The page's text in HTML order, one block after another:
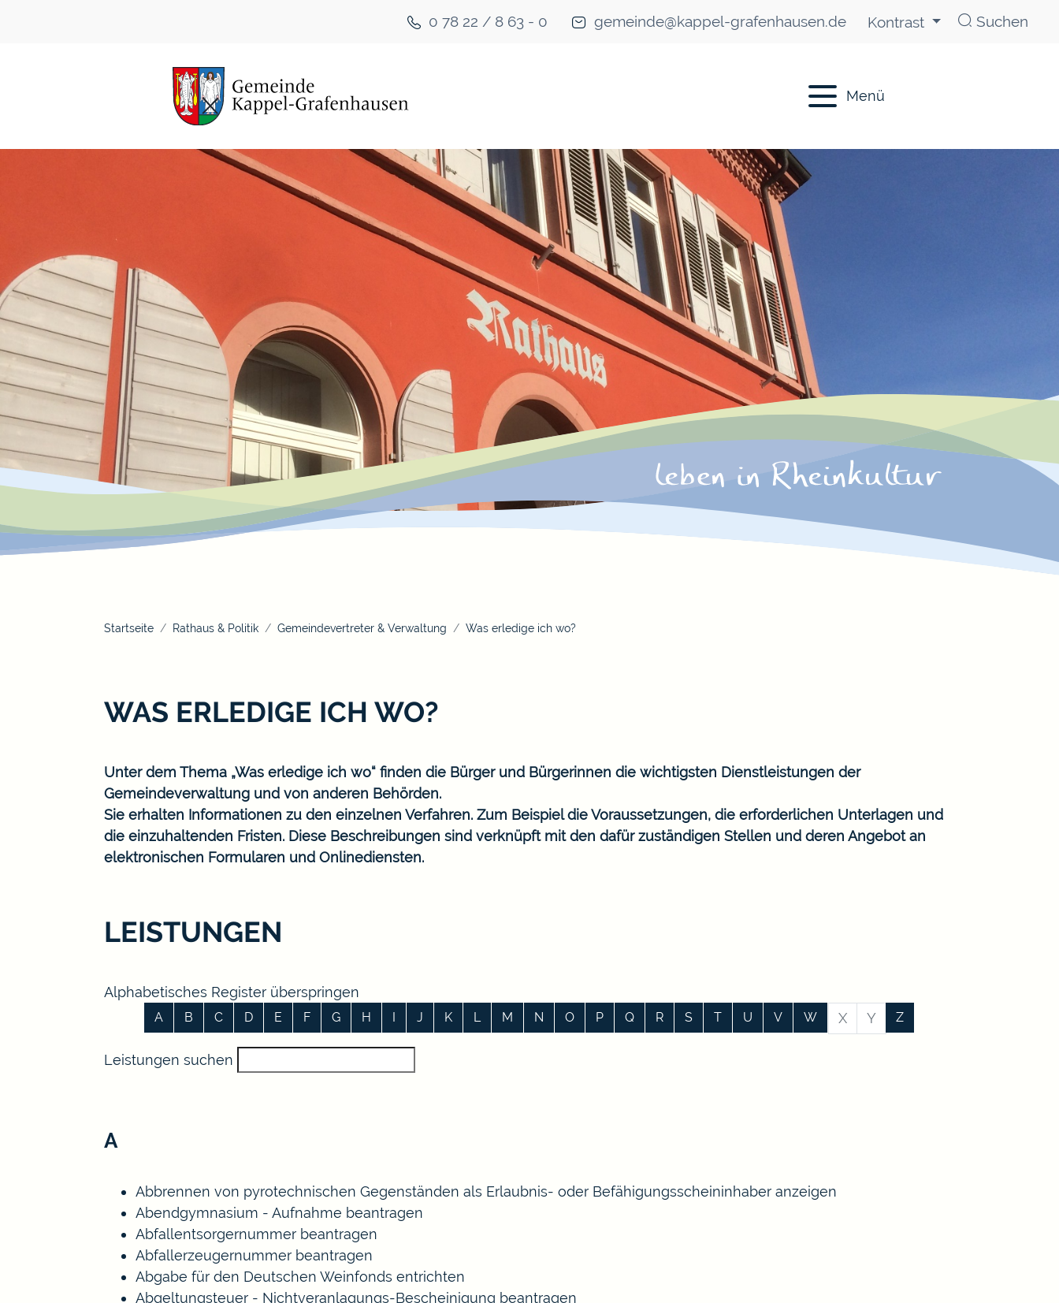
0 78 22 / 8 63 - 0 gemeinde@kappel-grafenhausen.de Kontrast Suchen
Menü
Startseite Rathaus & Politik Gemeindevertreter & Verwaltung Was erledige ich wo?
WAS ERLEDIGE ICH WO?
Unter dem Thema „Was erledige ich wo“ finden die Bürger und Bürgerinnen die wichtigsten Dienstleistungen der
Gemeindeverwaltung und von anderen Behörden.
Sie erhalten Informationen zu den einzelnen Verfahren. Zum Beispiel die Voraussetzungen, die erforderlichen Unterlagen und
die einzuhaltenden Fristen. Diese Beschreibungen sind verknüpft mit den dafür zuständigen Stellen und deren Angebot an
elektronischen Formularen und Onlinediensten.
LEISTUNGEN
Alphabetisches Register überspringen
A B C D E F G H I J K L M N O P Q R S T U V W X Y Z
Leistungen suchen
A
Abbrennen von pyrotechnischen Gegenständen als Erlaubnis- oder Befähigungsscheininhaber anzeigen
Abendgymnasium - Aufnahme beantragen
Abfallentsorgernummer beantragen
Abfallerzeugernummer beantragen
Abgabe für den Deutschen Weinfonds entrichten
Abgeltungsteuer - Nichtveranlagungs-Bescheinigung beantragen